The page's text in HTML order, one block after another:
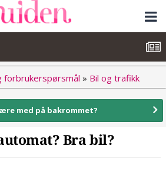
forbrukerspørsmål » Bil og trafikk
med på bakrommet?
Bra bil?